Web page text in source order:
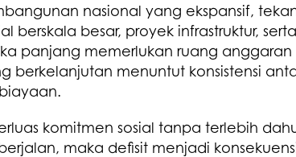
nasional yang ekspansif,
berskala besar, proyek infrastruktur,
panjang memerlukan ruang anggaran
berkelanjutan menuntut konsistensi
komitmen sosial tanpa terlebih
maka defisit menjadi